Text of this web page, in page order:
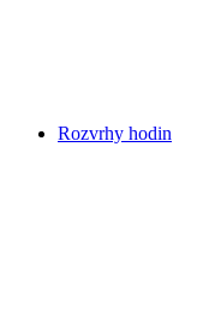
Rozvrhy hodin